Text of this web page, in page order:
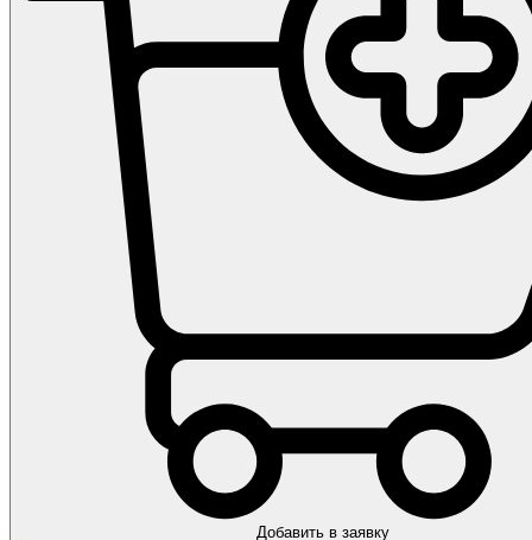
Добавить в заявку